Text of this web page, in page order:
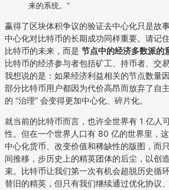
来的系统。“
赢得了区块体积争议的验证去中心化只是故
中心化对比特币的长期成功同样重要。请记
比特币的未来，而是 节点中的经济多数派的
比特币的经济参与者包括矿工、持币者、交
我想说的是：如果经济利益相关的节点数量
部分比特币用户都因为代价高昂而放弃了自
的 “治理” 会变得更加中心化、碎片化。
就当前的比特币而言，也许全世界有 1 亿人
性。但在一个世界人口有 80 亿的世界里，
中心化货币、改变价值和稀缺性的版图，而
间推移，步历史上的精英团体的后尘，以创
束。比特币让我们第一次有机会超脱历史循
替旧的精英，但只有我们继续通过优化协议